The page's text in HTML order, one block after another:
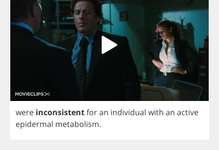
were inconsistentforan individual with an active
epidermal metabolism.